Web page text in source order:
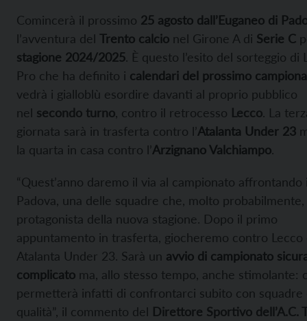
Comincerà il prossimo 25 agosto dall’Euganeo di
l’avventura del Trento calcio nel Girone A di Serie C
stagione 2024/2025. È questo l’esito del sorteggio di
Pro che ha definito i calendari del prossimo
vedrà i gialloblù esordire davanti al proprio pubblico
nel secondo turno , contro il retrocesso Lecco. La
giornata sarà in trasferta contro l’Atalanta Under 23
la quarta in casa contro l’Arzignano Valchiampo.
“Quest’anno daremo il via al campionato affrontando
Padova, una delle squadre che, molto probabilmente,
protagonista della nuova stagione. Dopo il primo
appuntamento in trasferta, giocheremo contro Lecco
Atalanta Under 23. Sarà un avvio di campionato
complicato ma, allo stesso tempo, anche stimolante:
permetterà infatti di confrontarci subito con squadre
qualità”, il commento del Direttore Sportivo dell’A.C.